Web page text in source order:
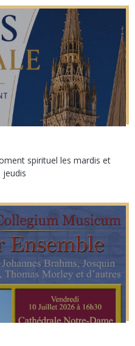
spirituel les mardis et
jeudis